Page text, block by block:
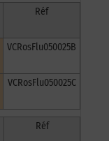
Réf
VCRosFlu050025B
VCRosFlu050025C
Réf